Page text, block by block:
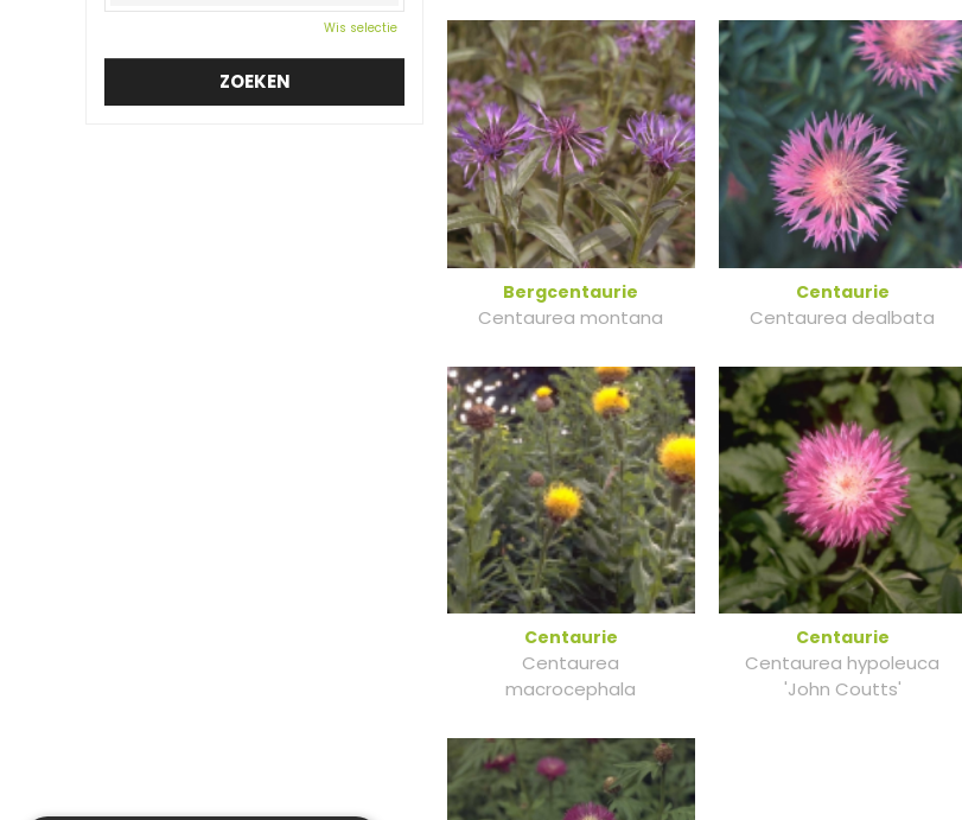
Bergcentaurie
Centaurea montana
Centaurie
Centaurea dealbata
Centaurie
Centaurea
macrocephala
Centaurie
Centaurea hypoleuca
'John Coutts'
Wis selectie